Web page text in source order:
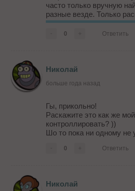
часто только вручную
разные везде. Только
у меня в чеклисте около
часы ручной работы это
0 Ответить
Николай
больше года назад
Гы, прикольно!
Раскажите это как же
контроллировать? ))
Шо то пока ни одному не
0 Ответить
Николай